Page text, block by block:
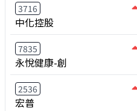
3716
中化控股
7835
永悅健康-創
2536
宏普